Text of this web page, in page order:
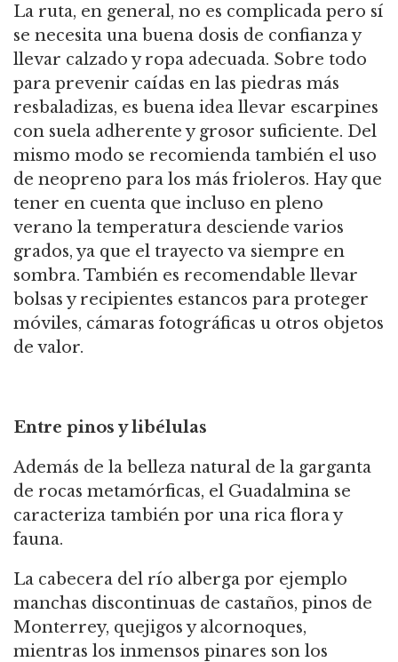
La ruta, en general, no es complicada pero sí
se necesita una buena dosis de confianza y
llevar calzado y ropa adecuada. Sobre todo
para prevenir caídas en las piedras más
resbaladizas, es buena idea llevar escarpines
con suela adherente y grosor suficiente. Del
mismo modo se recomienda también el uso
de neopreno para los más frioleros. Hay que
tener en cuenta que incluso en pleno
verano la temperatura desciende varios
grados, ya que el trayecto va siempre en
sombra. También es recomendable llevar
bolsas y recipientes estancos para proteger
móviles, cámaras fotográficas u otros objetos
de valor.
Entre pinos y libélulas
Además de la belleza natural de la garganta
de rocas metamórficas, el Guadalmina se
caracteriza también por una rica flora y
fauna.
La cabecera del río alberga por ejemplo
manchas discontinuas de castaños, pinos de
Monterrey, quejigos y alcornoques,
mientras los inmensos pinares son los